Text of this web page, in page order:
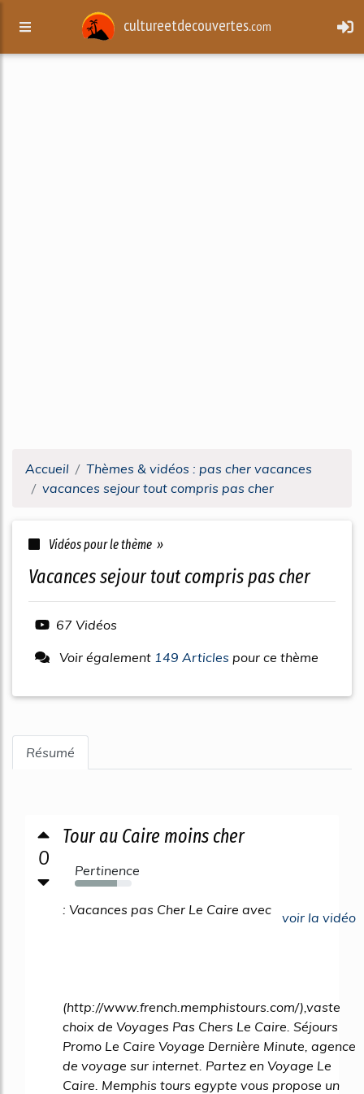
cultureetdecouvertes.com
Accueil
Thèmes & vidéos : pas cher vacances
vacances sejour tout compris pas cher
Vidéos pour le thème »
vacances sejour tout compris pas cher
67 Vidéos
Voir également 149 Articles pour ce thème
Résumé
0
Tour au Caire moins cher
Pertinence
74%
voir la vidéo
: Vacances pas Cher Le Caire avec
(http://www.french.memphistours.com/),vaste
choix de Voyages Pas Chers Le Caire. Séjours
Promo Le Caire Voyage Dernière Minute, agence
de voyage sur internet. Partez en Voyage Le
Caire. Memphis tours egypte vous propose un